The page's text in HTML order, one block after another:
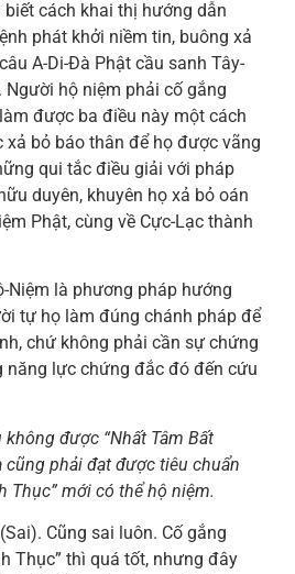
biết cách khai thị hướng dẫn
phát khởi niềm tin, buông xả
A-Di-Đà Phật cầu sanh Tây-
Người hộ niệm phải cố gắng
được ba điều này một cách
xả bỏ báo thân để họ được vãng
qui tắc điều giải với pháp
duyên, khuyên họ xả bỏ oán
Phật, cùng về Cực-Lạc thành
Niệm là phương pháp hướng
tự họ làm đúng chánh pháp để
chứ không phải cần sự chứng
năng lực chứng đắc đó đến cứu
không được “Nhất Tâm Bất
cũng phải đạt được tiêu chuẩn
Thục” mới có thể hộ niệm.
Cũng sai luôn. Cố gắng
Thục” thì quá tốt, nhưng đây